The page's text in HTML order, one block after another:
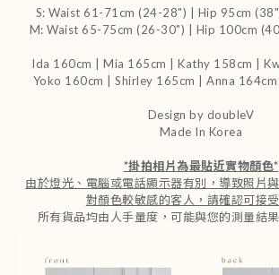
S: Waist 61-71cm (24-28") | Hip 95cm
M: Waist 65-75cm (26-30") | Hip 100cm
Ida 160cm | Mia 165cm | Kathy 158cm |
Yoko 160cm | Shirley 165cm
| Anna
Design by doubleV
Made In Korea
*掛拍相片為最貼近實物顏色*
由於燈光、電腦或電話顯示器有別，導致照片
對顏色較敏感的客人，請確認可接
所有貨品均由人手量度，可能與您的測量結